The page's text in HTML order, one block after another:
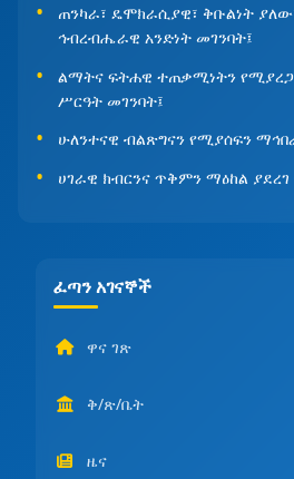
ጠንካራ፣ ዴሞክራሲያዊ፣ ቅቡልነት
ኅብረብሔራዊ አንድነት መገንባት፤
ልማትና ፍትሐዊ ተጠቃሚነትን
ሥርዓት መገንባት፤
ሁለንተናዊ ብልጽግናን የሚያሰፍን
ሀገራዊ ክብርንና ጥቅምን ማዕከል
ፈጣን አገናኞች
ዋና ገጽ
ቅ/ጽ/ቤት
ዜና